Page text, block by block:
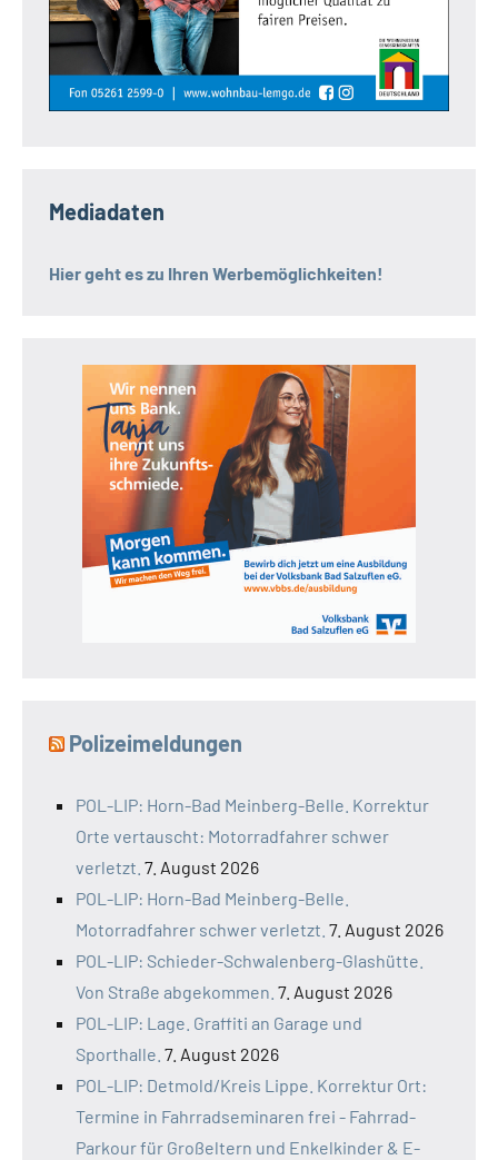
Mediadaten
Hier geht es zu Ihren Werbemöglichkeiten!
Polizeimeldungen
POL-LIP: Horn-Bad Meinberg-Belle. Korrektur
Orte vertauscht: Motorradfahrer schwer
verletzt. 7. August 2026
POL-LIP: Horn-Bad Meinberg-Belle.
Motorradfahrer schwer verletzt. 7. August 2026
POL-LIP: Schieder-Schwalenberg-Glashütte.
Von Straße abgekommen. 7. August 2026
POL-LIP: Lage. Graffiti an Garage und
Sporthalle. 7. August 2026
POL-LIP: Detmold/Kreis Lippe. Korrektur Ort:
Termine in Fahrradseminaren frei - Fahrrad-
Parkour für Großeltern und Enkelkinder & E-